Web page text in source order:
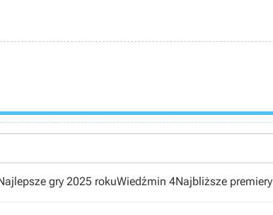
gry 2025 rokuWiedźmin 4Najbliższe premiery